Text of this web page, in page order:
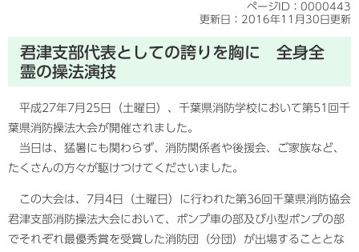
ページID：0000443
更新日：2016年11月30日更新
君津支部代表としての誇りを胸に 全身全
霊の操法演技
平成27年7月25日（土曜日）、千葉県消防学校において第51回千
葉県消防操法大会が開催されました。
当日は、猛暑にも関わらず、消防関係者や後援会、ご家族など、
たくさんの方々が駆けつけてくださいました。
この大会は、7月4日（土曜日）に行われた第36回千葉県消防協会
君津支部消防操法大会において、ポンプ車の部及び小型ポンプの部
でそれぞれ最優秀賞を受賞した消防団（分団）が出場することとな